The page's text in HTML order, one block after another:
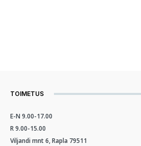
TOIMETUS
E-N 9.00-17.00
R 9.00-15.00
Viljandi mnt 6, Rapla 79511